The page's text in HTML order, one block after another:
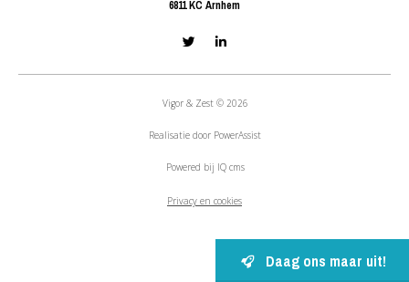
Daag ons maar uit!
6811 KC Arnhem
Vigor & Zest © 2026
Realisatie door PowerAssist
Powered bij IQ cms
Privacy en cookies